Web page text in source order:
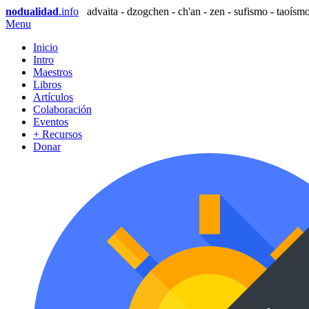
nodualidad.info
advaita - dzogchen - ch'an - zen - sufismo -
Menu
Inicio
Intro
Maestros
Libros
Artículos
Colaboración
Eventos
+ Recursos
Donar